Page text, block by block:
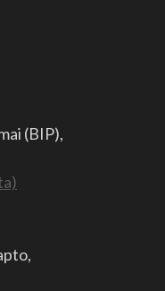
(BIP),